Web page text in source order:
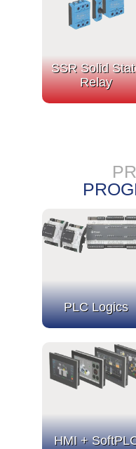
SSR Solid
Relay
PLC Logics
HMI +